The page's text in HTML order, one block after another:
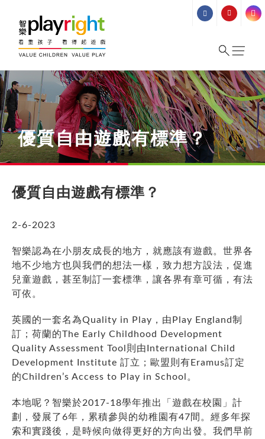
content
優質自由遊戲有標準？
優質自由遊戲有標準？
2-6-2023
智樂認為在小朋友成長的地方，就應該有遊戲。世界各
地不少地方也與我們的想法一樣，致力想方設法，促進
兒童遊戲，甚至制訂一套標準，讓各界有章可循，有法
可依。
英國的一套名為Quality in Play，由Play England制
訂；荷蘭的The Early Childhood Development
Quality Assessment Tool則由International Child
Development Institute 訂立；歐盟則有Eramus訂定
的Children’s Access to Play in School。
本地呢？智樂於2017-18學年推出「遊戲在校園」計
劃，發展了6年，累積參與的幼稚園有47間。經多年探
索和實踐後，是時候向做得更好的方向出發。我們早前